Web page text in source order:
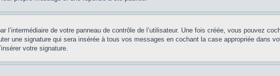
l’intermédiaire de votre panneau de contrôle de l’utilisateur. Une fois créée, vous pouvez
une signature qui sera insérée à tous vos messages en cochant la case appropriée dans
votre signature.